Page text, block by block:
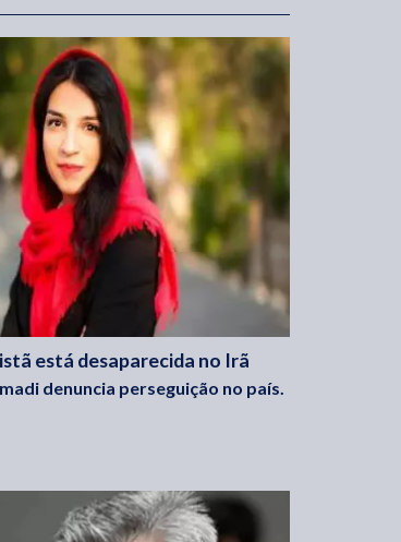
está desaparecida no Irã
denuncia perseguição no país.